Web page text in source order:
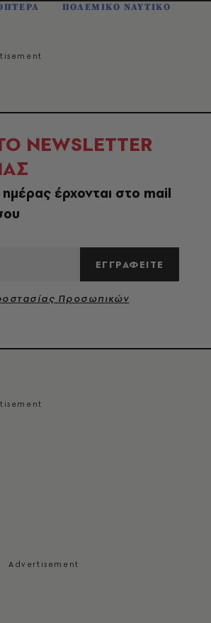
ΠΟΛΕΜΙΚΟ ΝΑΥΤΙΚΟ
NEWSLETTER
έρχονται στο mail
ΕΓΓΡΑΦΕΙΤΕ
Προσωπικών